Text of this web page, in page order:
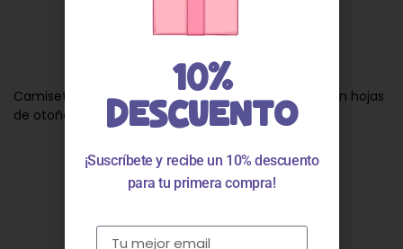
Descripción
Camiseta bebe niña y niña con estampado niña con hojas
de otoño en color azul 292081
Valoraciones
10%
DESCUENTO
¡Suscríbete y recibe un 10% descuento
para tu primera compra!